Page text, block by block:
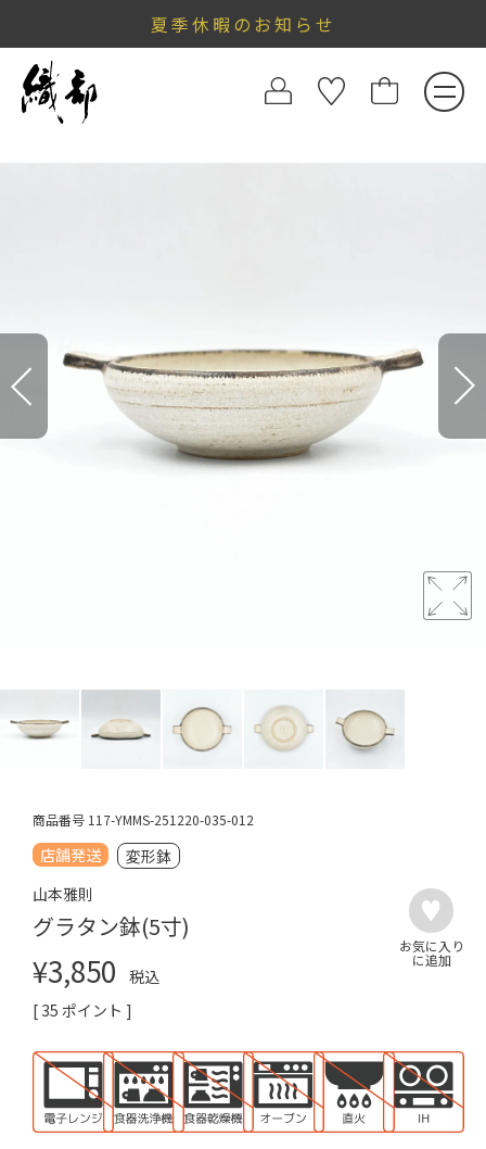
夏季休暇のお知らせ
商品番号 117-YMMS-251220-035-012
店舗発送
変形鉢
山本雅則
グラタン鉢(5寸)
¥3,850
税込
[ 35 ポイント ]